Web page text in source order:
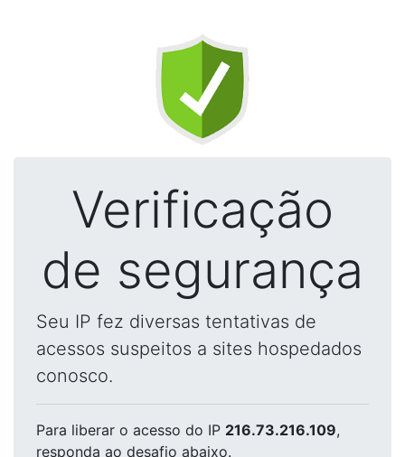
Verificação
de segurança
Seu IP fez diversas tentativas de
acessos suspeitos a sites hospedados
conosco.
Para liberar o acesso do IP 216.73.216.109,
responda ao desafio abaixo.